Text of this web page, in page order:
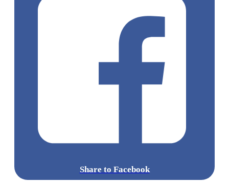
Share to Facebook